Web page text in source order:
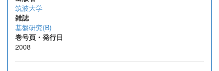
筑波大学
雑誌
基盤研究(B)
巻号頁・発行日
2008